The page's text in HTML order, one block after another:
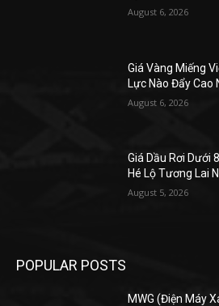
August 6, 2026
Giá Vàng Miếng
Lực Nào Đẩy Cao
August 6, 2026
Giá Dầu Rơi Dưới
Hé Lộ Tương Lai
August 5, 2026
POPULAR POSTS
MWG (Điện Máy